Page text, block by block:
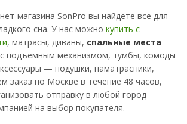
магазина SonPro вы найдете все для
сна. У нас можно купить с
, матрасы, диваны, спальные места
с подъемным механизмом, тумбы, комоды
— подушки, наматрасники,
заказ по Москве в течение 48 часов,
отправку в любой город
на выбор покупателя.